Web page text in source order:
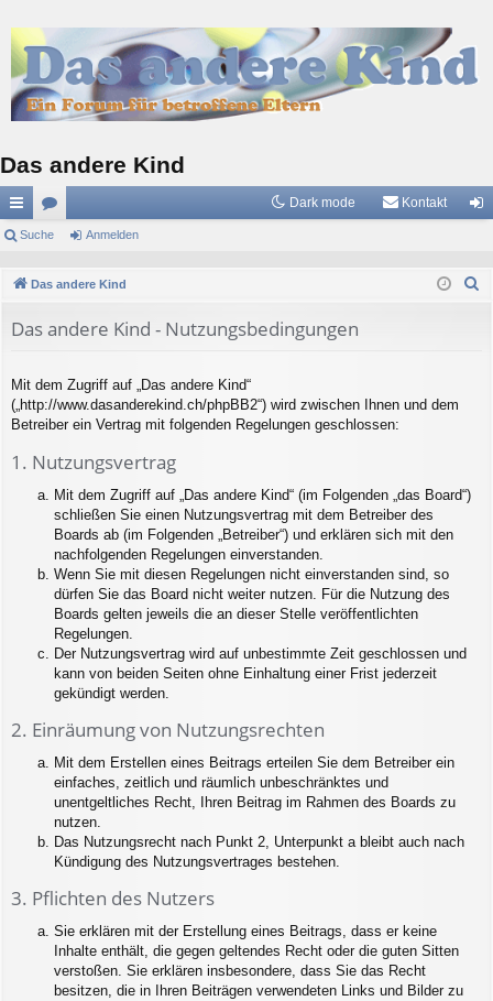
Das andere Kind
ch
ug
or
Dark mode Kontakt
Suche Anmelden
Das andere Kind
Das andere Kind - Nutzungsbedingungen
Mit dem Zugriff auf „Das andere Kind“
(„http://www.dasanderekind.ch/phpBB2“) wird zwischen Ihnen und dem
Betreiber ein Vertrag mit folgenden Regelungen geschlossen:
1. Nutzungsvertrag
Mit dem Zugriff auf „Das andere Kind“ (im Folgenden „das Board“)
schließen Sie einen Nutzungsvertrag mit dem Betreiber des
Boards ab (im Folgenden „Betreiber“) und erklären sich mit den
nachfolgenden Regelungen einverstanden.
Wenn Sie mit diesen Regelungen nicht einverstanden sind, so
dürfen Sie das Board nicht weiter nutzen. Für die Nutzung des
Boards gelten jeweils die an dieser Stelle veröffentlichten
Regelungen.
Der Nutzungsvertrag wird auf unbestimmte Zeit geschlossen und
kann von beiden Seiten ohne Einhaltung einer Frist jederzeit
gekündigt werden.
2. Einräumung von Nutzungsrechten
Mit dem Erstellen eines Beitrags erteilen Sie dem Betreiber ein
einfaches, zeitlich und räumlich unbeschränktes und
unentgeltliches Recht, Ihren Beitrag im Rahmen des Boards zu
nutzen.
Das Nutzungsrecht nach Punkt 2, Unterpunkt a bleibt auch nach
Kündigung des Nutzungsvertrages bestehen.
3. Pflichten des Nutzers
Sie erklären mit der Erstellung eines Beitrags, dass er keine
Inhalte enthält, die gegen geltendes Recht oder die guten Sitten
verstoßen. Sie erklären insbesondere, dass Sie das Recht
besitzen, die in Ihren Beiträgen verwendeten Links und Bilder zu